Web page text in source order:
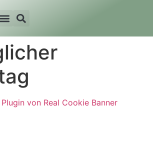
von Real Cookie Banner